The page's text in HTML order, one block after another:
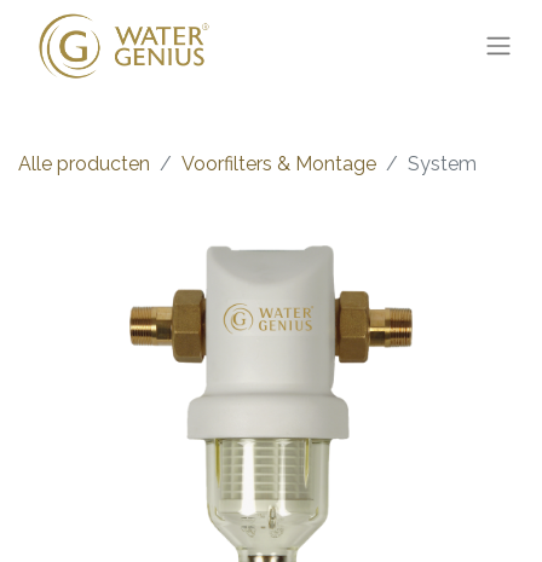
Alle producten Voorfilters & Montage System